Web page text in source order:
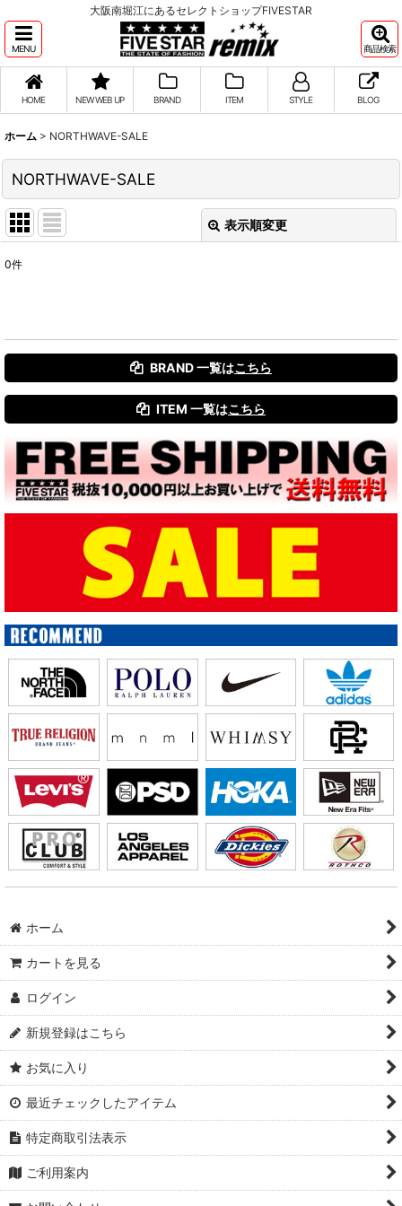
大阪南堀江にあるセレクトショップFIVESTAR
MENU 商品検索
HOME NEW WEB UP BRAND ITEM STYLE BLOG
ホーム > NORTHWAVE-SALE
NORTHWAVE-SALE
表示順変更
絞り込む
0件
BRAND 一覧はこちら
ITEM 一覧はこちら
ホーム
カートを見る
ログイン
新規登録はこちら
お気に入り
最近チェックしたアイテム
特定商取引法表示
ご利用案内